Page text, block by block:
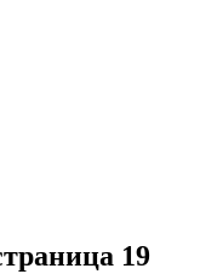
19